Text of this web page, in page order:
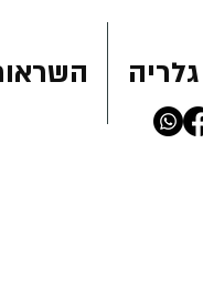
גלריה